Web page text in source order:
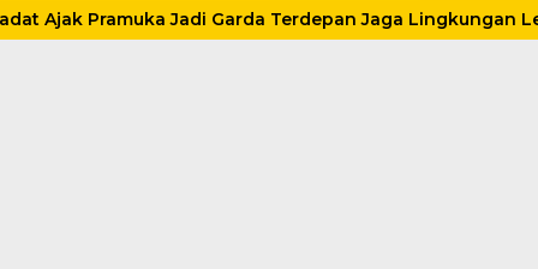
Ajak Pramuka Jadi Garda Terdepan Jaga Lingkungan